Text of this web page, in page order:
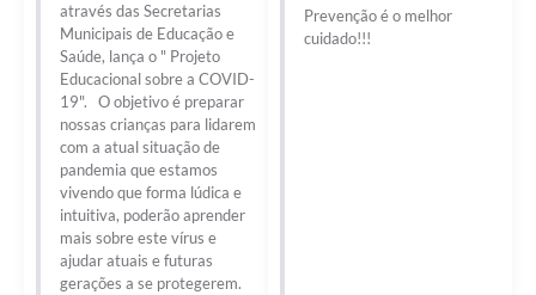
através das Secretarias
Municipais de Educação e
Saúde, lança o " Projeto
Educacional sobre a COVID-
19". O objetivo é preparar
nossas crianças para lidarem
com a atual situação de
pandemia que estamos
vivendo que forma lúdica e
intuitiva, poderão aprender
mais sobre este vírus e
ajudar atuais e futuras
gerações a se protegerem.
Prevenção é o melhor
cuidado!!!